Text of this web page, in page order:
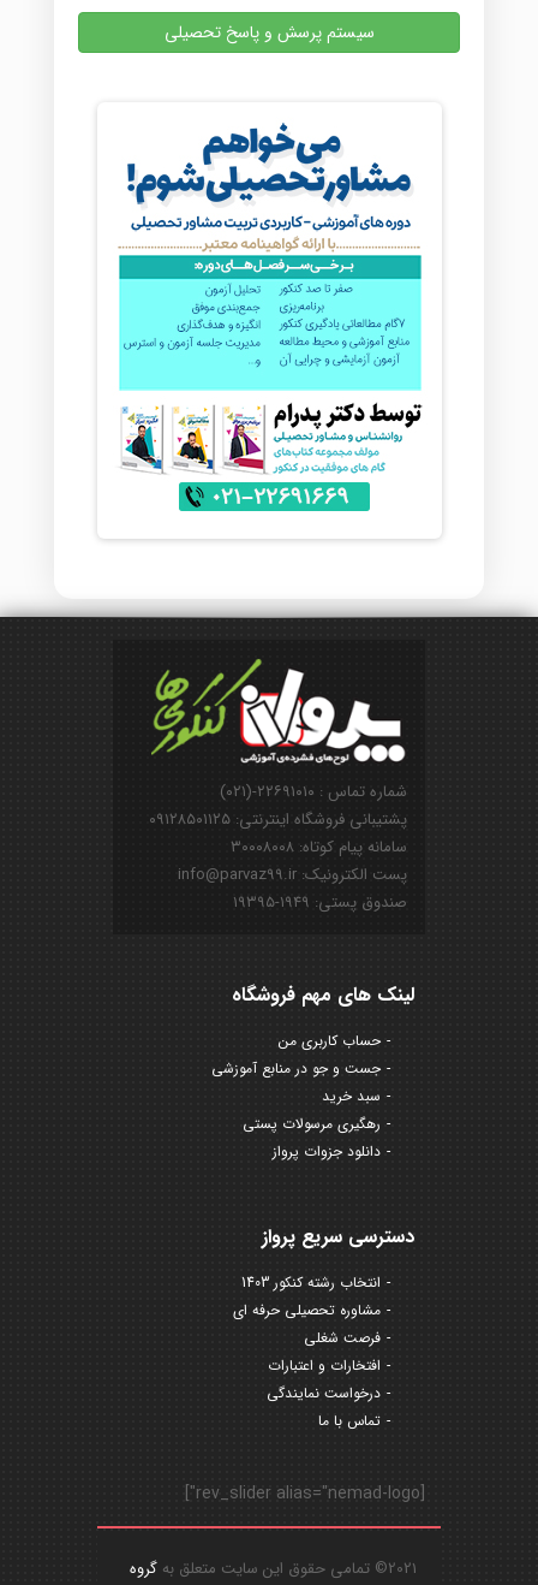
سیستم پرسش و پاسخ تحصیلی
شماره تماس : ۲۲۶۹۱۰۱۰-(۰۲۱)
پشتیبانی فروشگاه اینترنتی: ۰۹۱۲۸۵۰۱۱۲۵
سامانه پیام کوتاه: ۳۰۰۰۸۰۰۸
پست الکترونیک: info@parvaz99.ir
صندوق پستی: ۱۹۴۹-۱۹۳۹۵
لینک های مهم فروشگاه
حساب کاربری من
جست و جو در منابع آموزشی
سبد خرید
رهگیری مرسولات پستی
دانلود جزوات پرواز
دسترسی سریع پرواز
انتخاب رشته کنکور 1403
مشاوره تحصیلی حرفه ای
فرصت شغلی
افتخارات و اعتبارات
درخواست نمایندگی
تماس با ما
[rev_slider alias="nemad-logo"]
2021© تمامی حقوق این سایت متعلق به
گروه